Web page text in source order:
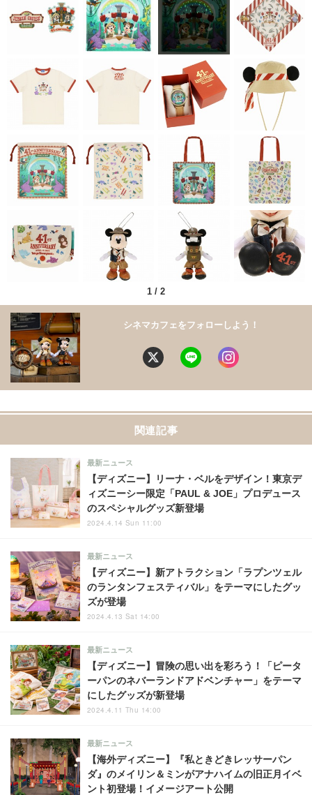
1 / 2
シネマカフェをフォローしよう！
関連記事
【ディズニー】リーナ・ベルをデザイン！東京デ
ィズニーシー限定「PAUL & JOE」プロデュース
のスペシャルグッズ新登場
最新ニュース
2024.4.14 Sun 11:00
【ディズニー】新アトラクション「ラプンツェル
のランタンフェスティバル」をテーマにしたグッ
ズが登場
最新ニュース
2024.4.13 Sat 14:00
【ディズニー】冒険の思い出を彩ろう！「ピータ
ーパンのネバーランドアドベンチャー」をテーマ
にしたグッズが新登場
最新ニュース
2024.4.11 Thu 14:00
【海外ディズニー】『私ときどきレッサーパン
ダ』のメイリン＆ミンがアナハイムの旧正月イベ
ント初登場！イメージアート公開
最新ニュース